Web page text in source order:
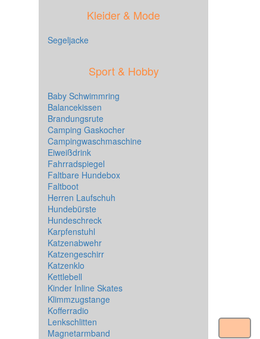
Kleider & Mode
Segeljacke
Sport & Hobby
Baby Schwimmring
Balancekissen
Brandungsrute
Camping Gaskocher
Campingwaschmaschine
Eiweißdrink
Fahrradspiegel
Faltbare Hundebox
Faltboot
Herren Laufschuh
Hundebürste
Hundeschreck
Karpfenstuhl
Katzenabwehr
Katzengeschirr
Katzenklo
Kettlebell
Kinder Inline Skates
Klimmzugstange
Kofferradio
Lenkschlitten
Magnetarmband